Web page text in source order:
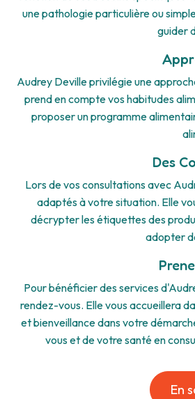
une pathologie particulière ou
guider
Audrey Deville privilégie une
prend en compte vos habitudes
proposer un programme
Des
Lors de vos consultations avec
adaptés à votre situation. Elle
décrypter les étiquettes des
adopter
Pour bénéficier des services
rendez-vous. Elle vous accueillera
et bienveillance dans votre
vous et de votre santé en
En